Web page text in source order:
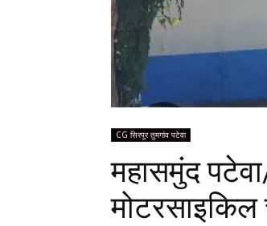
CG सिरपुर तुमगांव पटेवा
महासमुंद
मोटरसाइकिल